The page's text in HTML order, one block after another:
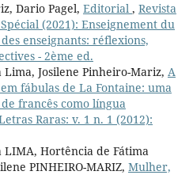
Dario Pagel, Editorial , Revista
(2021): Enseignement du
enseignants: réflexions,
- 2ème ed.
Josilene Pinheiro-Mariz, A
fábulas de La Fontaine: uma
francês como língua
Raras: v. 1 n. 1 (2012):
LIMA, Hortência de Fátima
PINHEIRO-MARIZ, Mulher,